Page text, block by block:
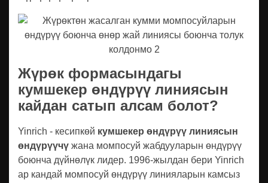
Жүрөк формасындагы
кумшекер өндүрүү линиясын
кайдан сатып алсам болот?
Yinrich - кесипкөй кумшекер өндүрүү линиясын
өндүрүүчү жана момпосуй жабдууларын өндүрүү
боюнча дүйнөлүк лидер. 1996-жылдан бери Yinrich
ар кандай момпосуй өндүрүү линияларын камсыз